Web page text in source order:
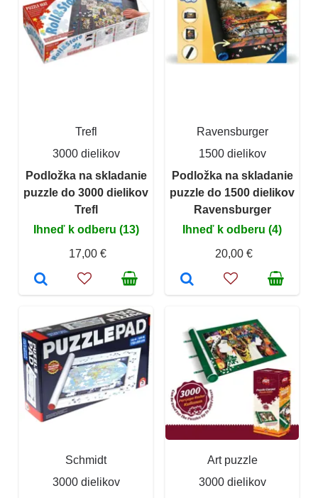
Trefl
3000 dielikov
Podložka na skladanie
puzzle do 3000 dielikov
Trefl
Ihneď k odberu (13)
17,00 €
Ravensburger
1500 dielikov
Podložka na skladanie
puzzle do 1500 dielikov
Ravensburger
Ihneď k odberu (4)
20,00 €
Schmidt
3000 dielikov
Art puzzle
3000 dielikov